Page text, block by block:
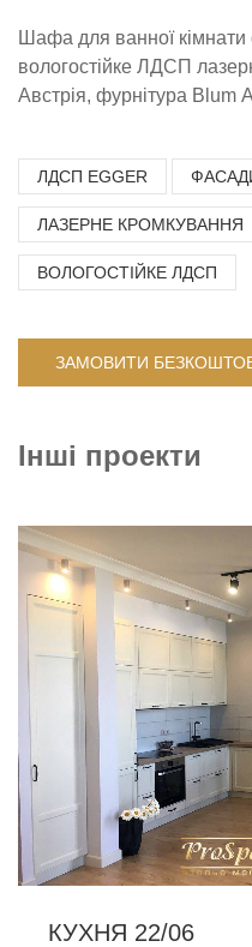
Шафа для ванної
вологостійке ЛДСП
Австрія, фурнітура Blum
ЛДСП EGGER
ЛАЗЕРНЕ КРОМКУВАННЯ
ВОЛОГОСТІЙКЕ ЛДСП
ЗАМОВИТИ
Інші проекти
КУХНЯ 22/06